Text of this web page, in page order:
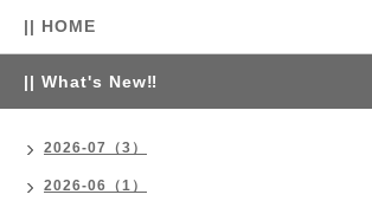
|| HOME
|| What's New‼
2026-07（3）
2026-06（1）